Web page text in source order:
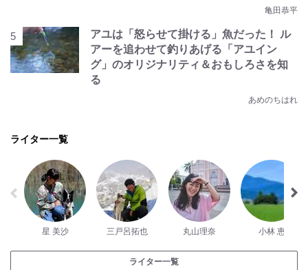
亀田恭平
アユは「怒らせて掛ける」魚だった！ ル
アーを追わせて釣りあげる「アユイン
グ」のオリジナリティ＆おもしろさを知
る
あめのちはれ
ライター一覧
星 美沙 三戸呂拓也 丸山理奈 小林 恵
ライター一覧